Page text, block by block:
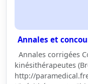
Annales et
Annales corrigées
kinésithérapeutes
http://